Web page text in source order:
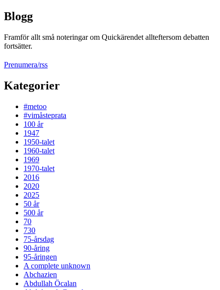
Blogg
Framför allt små noteringar om Quickärendet allteftersom debatten
fortsätter.
Prenumera/rss
Kategorier
#metoo
#vimåsteprata
100 år
1947
1950-talet
1960-talet
1969
1970-talet
2016
2020
2025
50 år
500 år
70
730
75-årsdag
90-åring
95-åringen
A complete unknown
Abchazien
Abdullah Öcalan